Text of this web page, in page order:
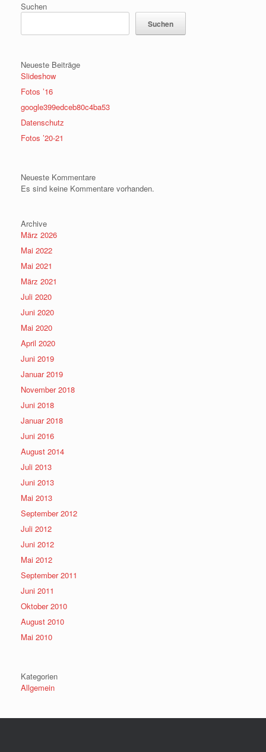
Suchen
Suchen
Neueste Beiträge
Slideshow
Fotos ’16
google399edceb80c4ba53
Datenschutz
Fotos ’20-21
Neueste Kommentare
Es sind keine Kommentare vorhanden.
Archive
März 2026
Mai 2022
Mai 2021
März 2021
Juli 2020
Juni 2020
Mai 2020
April 2020
Juni 2019
Januar 2019
November 2018
Juni 2018
Januar 2018
Juni 2016
August 2014
Juli 2013
Juni 2013
Mai 2013
September 2012
Juli 2012
Juni 2012
Mai 2012
September 2011
Juni 2011
Oktober 2010
August 2010
Mai 2010
Kategorien
Allgemein